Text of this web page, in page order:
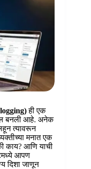
ही एक
बनली आहे. अनेक
त्यावरून
मनात एक
काय? आणि याची
आपण
दिशा जाणून